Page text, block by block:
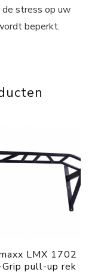
stress op uw
beperkt.
LMX 1702
pull-up rek